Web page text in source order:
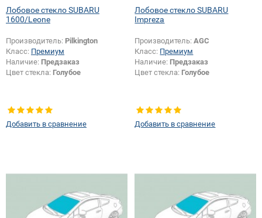
Лобовое стекло SUBARU
1600/Leone
Производитель: Pilkington
Класс: Премиум
Наличие: Предзаказ
Цвет стекла: Голубое
Добавить в сравнение
Лобовое стекло SUBARU
Impreza
Производитель:AGC
Класс: Премиум
Наличие: Предзаказ
Цвет стекла: Голубое
Добавить в сравнение